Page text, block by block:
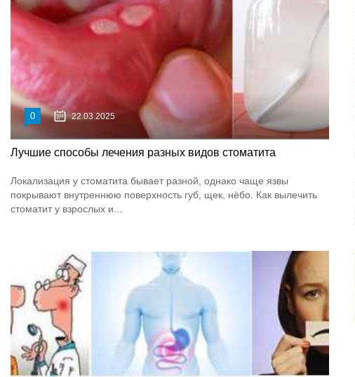
0 22.03.2025
Лучшие способы лечения разных видов стоматита
Локализация у стоматита бывает разной, однако чаще язвы
покрывают внутреннюю поверхность губ, щек, нёбо. Как вылечить
стоматит у взрослых и...